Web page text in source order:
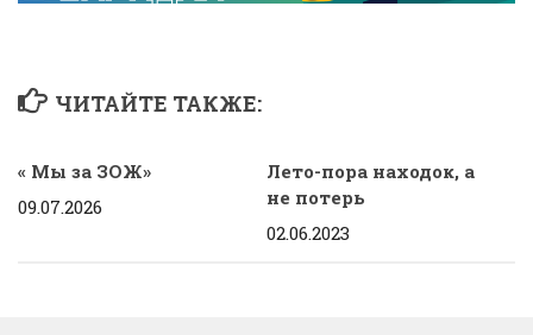
ЧИТАЙТЕ ТАКЖЕ:
« Мы за ЗОЖ»
09.07.2026
Лето-пора находок, а
не потерь
02.06.2023